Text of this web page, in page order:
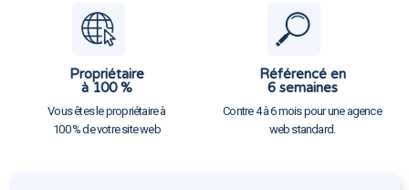
Propriétaire
à 100 %
Vous êtes le propriétaire à
100 % de votre site web
Référencé en
6 semaines
Contre 4 à 6 mois pour une agence
web standard.